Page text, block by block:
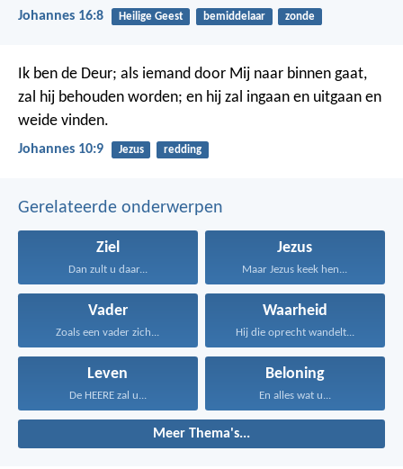
Johannes 16:8 Heilige Geest bemiddelaar zonde
Ik ben de Deur; als iemand door Mij naar binnen gaat,
zal hij behouden worden; en hij zal ingaan en uitgaan en
weide vinden.
Johannes 10:9 Jezus redding
Gerelateerde onderwerpen
Ziel
Dan zult u daar...
Jezus
Maar Jezus keek hen...
Vader
Zoals een vader zich...
Waarheid
Hij die oprecht wandelt...
Leven
De HEERE zal u...
Beloning
En alles wat u...
Meer Thema's...